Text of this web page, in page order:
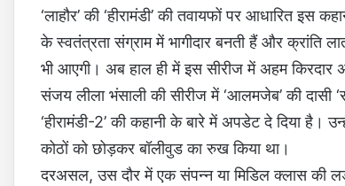
‘लाहौर’ की ‘हीरामंडी’ की तवायफों पर आधारित
के स्वतंत्रता संग्राम में भागीदार बनती हैं और क्रांति
भी आएगी। अब हाल ही में इस सीरीज में अहम किरदार
संजय लीला भंसाली की सीरीज में ‘आलमजेब’ की दासी
‘हीरामंडी-2’ की कहानी के बारे में अपडेट दे दिया है।
कोठों को छोड़कर बॉलीवुड का रुख किया था।
दरअसल, उस दौर में एक संपन्न या मिडिल क्लास की